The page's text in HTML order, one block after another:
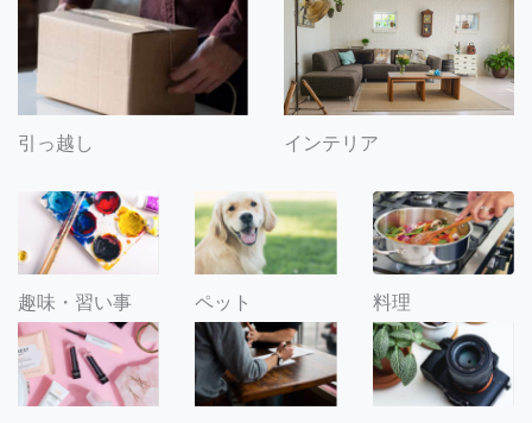
引っ越し インテリア
趣味・習い事 ペット 料理